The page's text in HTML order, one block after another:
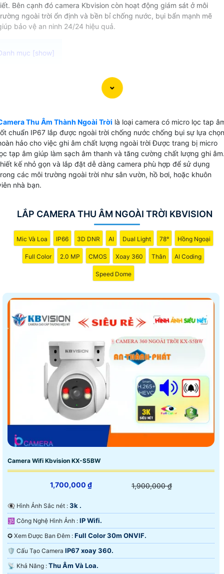
Bên cạnh đó camera Kbvision còn hoạt động giám sát ở môi
ngoài trời ổn định và bền bỉ chống nước, bụi bẩn mạnh mẽ
bảo vệ an ninh 24/24 hiệu quả.
thu âm ngoài trời chất lượng cao Được thiết kế
động ổn định trong môi trường khắc nghiệt camera có
rõ ràng sắc nét. Với khả năng chống nước, chịu được
nắng mặt trời và các yếu tố thời tiết khác Camera thu
ngoài trời này là sự lựa chọn hoàn hảo cho việc theo
ghi lại mọi hoạt động ngoài trời. Đừng bỏ lỡ cơ hội sở
sản phẩm chất lượng này với giá cả phải chăng.
Thu Âm Thành Ngoài Trời là loại camera có micro lọc tap
chuẩn IP67 lắp được ngoài trời chống nước chống bụi sự lựa chọn
hảo cho việc ghi âm chất lượng ngoài trời Được trang bị micro
tạp âm giúp làm sạch âm thanh và tăng cường chất lượng ghi
kế nhỏ gọn và lắp đặt dễ dàng camera phù hợp để sử dụng
các môi trường ngoài trời như sân vườn, hồ bơi, hoặc khuôn
nhà bạn.
LẮP CAMERA THU ÂM NGOÀI TRỜI KBVISION
Mic Và Loa IP66 3D DNR AI Dual Light 78° Hồng Ngoại
Full Color 2.0 MP CMOS Xoay 360 Thân AI Coding
Speed Dome
Camera Wifi Kbvision KX-S5BW
1,700,000 ₫ 1,900,000 ₫
👁️‍🗨 Hình Ảnh Sắc nét : 3k .
🕉️ Công Nghệ Hình Ảnh : IP Wifi.
✪ Xem Được Ban Đêm : Full Color 30m ONVIF.
🛡 Cấu Tạo Camera IP67 xoay 360.
️📡 Khả Năng : Thu Âm Và Loa.